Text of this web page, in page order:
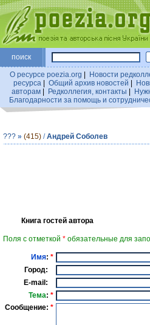
поиск
О ресурсе poezia.org
Новости
ресурса
Общий архив новостей
авторам| Редколлегия, контакты
Благодарности за помощь и
??? » (415) /Андрей Соболев
Книга гостей автора
Поля с отметкой * обязательные для
Имя: *
Город:
E-mail:
Тема: *
Сообщение: *